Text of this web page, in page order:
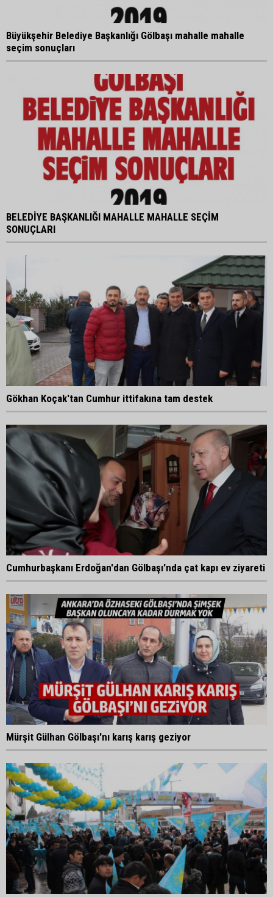
Büyükşehir Belediye Başkanlığı Gölbaşı mahalle mahalle
seçim sonuçları
BELEDİYE BAŞKANLIĞI MAHALLE MAHALLE SEÇİM
SONUÇLARI
Gökhan Koçak'tan Cumhur ittifakına tam destek
Cumhurbaşkanı Erdoğan'dan Gölbaşı'nda çat kapı ev ziyareti
Mürşit Gülhan Gölbaşı'nı karış karış geziyor